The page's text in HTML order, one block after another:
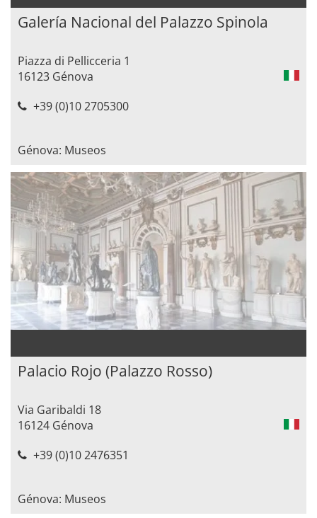
Galería Nacional del Palazzo Spinola
Piazza di Pellicceria 1
16123 Génova
+39 (0)10 2705300
Génova: Museos
Palacio Rojo (Palazzo Rosso)
Via Garibaldi 18
16124 Génova
+39 (0)10 2476351
Génova: Museos